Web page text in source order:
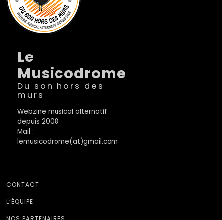
Le
Musicodrome
Du son hors des
murs
Webzine musical alternatif
depuis 2008
Mail :
lemusicodrome(at)gmail.com
CONTACT
L’ÉQUIPE